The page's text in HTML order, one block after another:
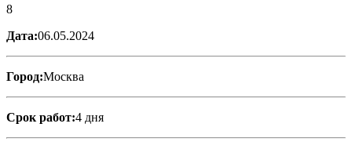
8
Дата:06.05.2024
Город:Москва
Срок работ:4 дня